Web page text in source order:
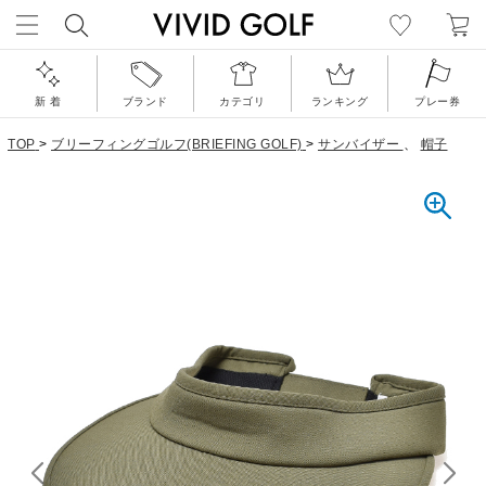
新 着 ブランド カテゴリ ランキング プレー券
TOP > ブリーフィングゴルフ(BRIEFING GOLF) > サンバイザー 、 帽子